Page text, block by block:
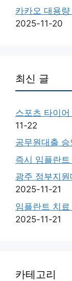
카카오 대용
2025-11-20
최신 글
스포츠 타이
11-22
공무원대출
즉시 임플란
광주 정부지
2025-11-21
임플란트 치
2025-11-21
카테고리